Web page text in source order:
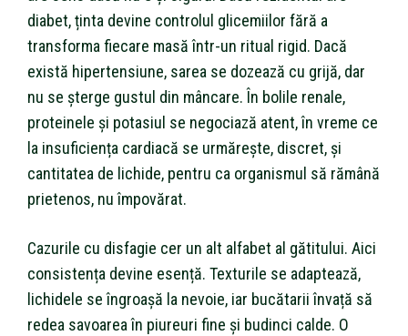
diabet, ținta devine controlul glicemiilor fără a
transforma fiecare masă într-un ritual rigid. Dacă
există hipertensiune, sarea se dozează cu grijă, dar
nu se șterge gustul din mâncare. În bolile renale,
proteinele și potasiul se negociază atent, în vreme ce
la insuficiența cardiacă se urmărește, discret, și
cantitatea de lichide, pentru ca organismul să rămână
prietenos, nu împovărat.
Cazurile cu disfagie cer un alt alfabet al gătitului. Aici
consistența devine esență. Texturile se adaptează,
lichidele se îngroașă la nevoie, iar bucătarii învață să
redea savoarea în piureuri fine și budinci calde. O